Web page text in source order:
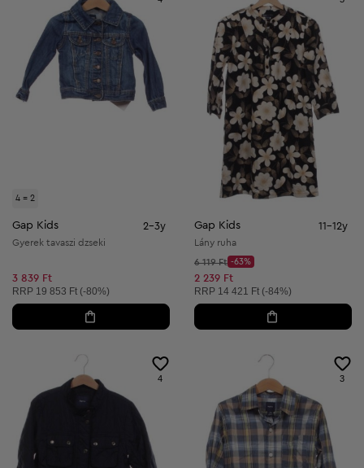
4 = 2
Gap Kids 2-3y
Gyerek tavaszi dzseki
3 839 Ft
Ajánlott ár:
RRP 19 853 Ft (-80%)
Gap Kids 11-12y
Lány ruha
Kezdő ár:
6 119 Ft
Discount Price:
-63%
Csökkentett ár:
2 239 Ft
Ajánlott ár:
RRP 14 421 Ft (-84%)
4 3